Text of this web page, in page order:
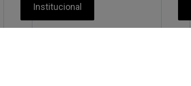
Institucional